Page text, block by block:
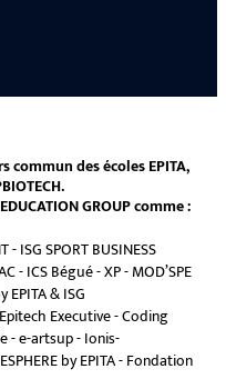
commun des écoles EPITA,
GROUP comme :
-ISG SPORT BUSINESS
-ICS Bégué-XP-MOD’SPE
EPITA & ISG
Epitech Executive-Coding
-e-artsup-Ionis-
by EPITA-Fondation